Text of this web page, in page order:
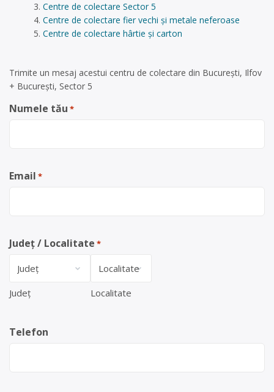
Centre de colectare Sector 5
Centre de colectare fier vechi și metale neferoase
Centre de colectare hârtie și carton
Trimite un mesaj acestui centru de colectare din București, Ilfov
+ București, Sector 5
Numele tău *
Email *
Județ / Localitate *
Județ Localitate
Telefon